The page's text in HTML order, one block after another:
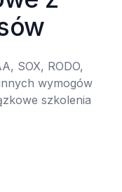
SOX, RODO,
wymogów
szkolenia